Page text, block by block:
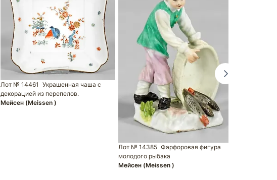
Лот № 14461 Украшенная чаша с
декорацией из перепелов.
Мейсен (Meissen )
Лот № 14385 Фарфоровая фигура
молодого рыбака
Мейсен (Meissen )